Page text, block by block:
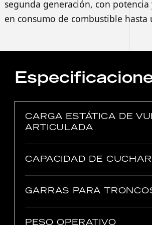
segunda generación, con
en consumo de combustible
CARGA ESTÁTICA DE
ARTICULADA
CAPACIDAD DE
GARRAS PARA
PESO OPERATIVO